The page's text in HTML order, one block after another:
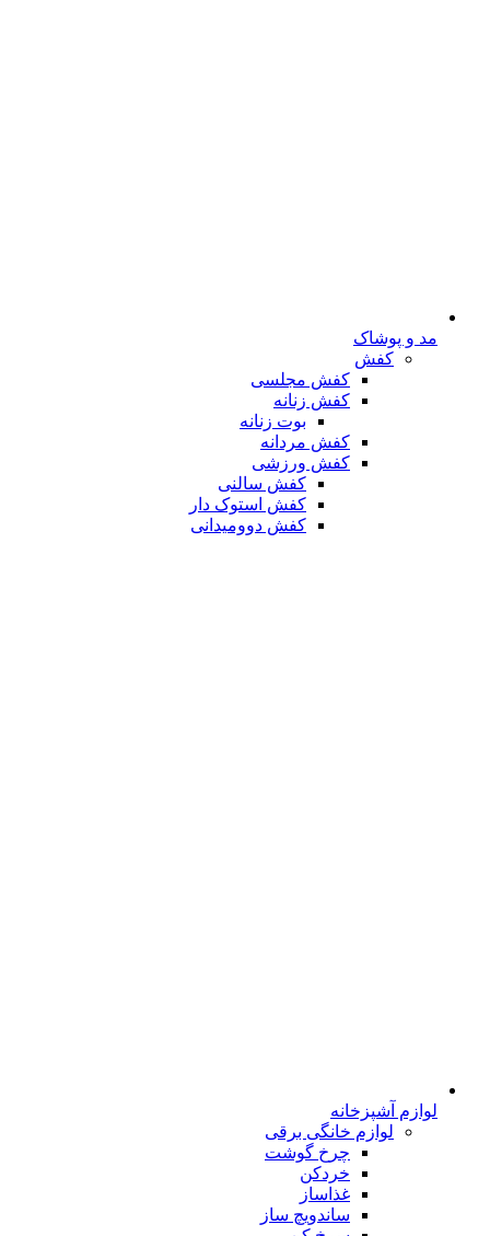
مد و پوشاک
کفش
کفش مجلسی
کفش زنانه
بوت زنانه
کفش مردانه
کفش ورزشی
کفش سالنی
کفش استوک دار
کفش دوومیدانی
لوازم آشپزخانه
لوازم خانگی برقی
چرخ گوشت
خردکن
غذاساز
ساندویچ ساز